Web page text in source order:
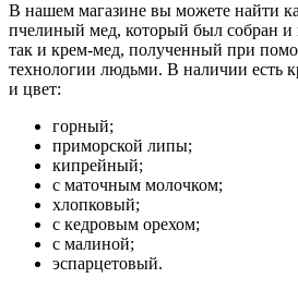
В нашем магазине вы можете найти
пчелиный мед, который был собран и
так и крем-мед, полученный при
технологии людьми. В наличии есть
и цвет:
горный;
приморской липы;
кипрейный;
с маточным молочком;
хлопковый;
с кедровым орехом;
с малиной;
эспарцетовый.